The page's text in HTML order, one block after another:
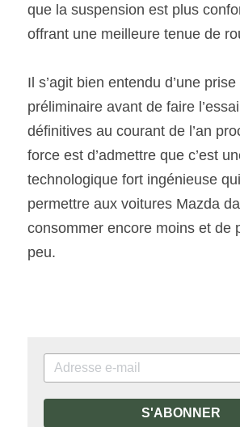
que la suspension est plus
offrant une meilleure tenue de
Il s’agit bien entendu d’une
préliminaire avant de faire
définitives au courant de l’an
force est d’admettre que c’est
technologique fort ingénieuse
permettre aux voitures Mazda
consommer encore moins et de
peu.
S'ABONNER